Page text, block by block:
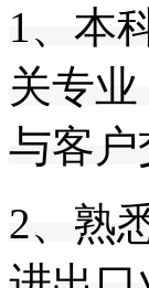
1、本
关专
与客户
2、熟